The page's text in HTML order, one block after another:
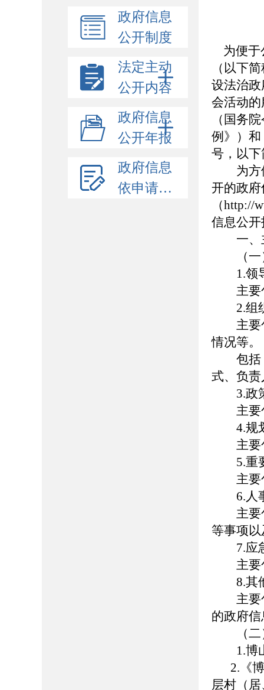
政府信息
公开制度
法定主动
公开内容
政府信息
公开年报
政府信息
依申请公开
为便于
（以下
设法治
会活动
（国务
例》）
号，以
为方便
开的政
（http://
信息公
一、
（一
1.领
主要包
2.组
主要包
情况等。
包括：
式、负
3.政
主要包
4.规划
主要包
5.重
主要包
6.人
主要包
等事项
7.应
主要包
8.其
主要包
的政府
（二
1.博山
2.《
层村（